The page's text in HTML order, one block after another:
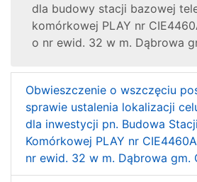
dla budowy stacji bazowej
komórkowej PLAY nr
o nr ewid. 32 w m. Dąbrowa
Obwieszczenie o wszczęciu
sprawie ustalenia lokalizacji
dla inwestycji pn. Budowa
Komórkowej PLAY nr
nr ewid. 32 w m. Dąbrowa gm.